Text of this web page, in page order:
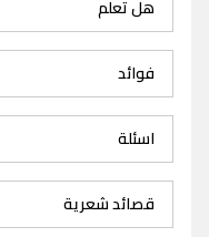
هل تعلم
فوائد
اسئلة
قصائد شعرية